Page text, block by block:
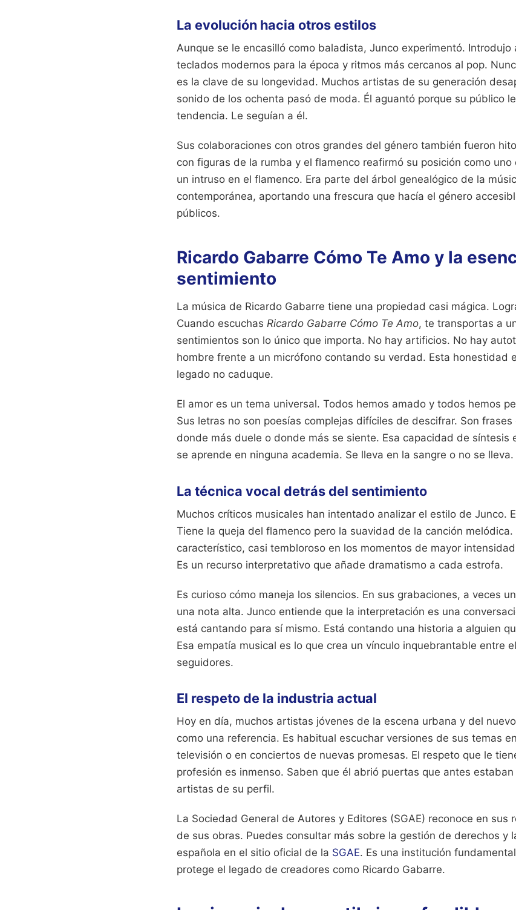
La evolución hacia otros estilos
Aunque se le encasilló como baladista, Junco experimentó. Introdujo
teclados modernos para la época y ritmos más cercanos al pop.
es la clave de su longevidad. Muchos artistas de su generación
sonido de los ochenta pasó de moda. Él aguantó porque su público
tendencia. Le seguían a él.
Sus colaboraciones con otros grandes del género también fueron
con figuras de la rumba y el flamenco reafirmó su posición como
un intruso en el flamenco. Era parte del árbol genealógico de la
contemporánea, aportando una frescura que hacía el género
públicos.
Ricardo Gabarre Cómo Te Amo y la
sentimiento
La música de Ricardo Gabarre tiene una propiedad casi mágica.
Cuando escuchas Ricardo Gabarre Cómo Te Amo, te transportas a
sentimientos son lo único que importa. No hay artificios. No hay
hombre frente a un micrófono contando su verdad. Esta honestidad
legado no caduque.
El amor es un tema universal. Todos hemos amado y todos hemos
Sus letras no son poesías complejas difíciles de descifrar. Son
donde más duele o donde más se siente. Esa capacidad de síntesis
se aprende en ninguna academia. Se lleva en la sangre o no se lleva.
La técnica vocal detrás del sentimiento
Muchos críticos musicales han intentado analizar el estilo de Junco.
Tiene la queja del flamenco pero la suavidad de la canción melódica.
característico, casi tembloroso en los momentos de mayor
Es un recurso interpretativo que añade dramatismo a cada estrofa.
Es curioso cómo maneja los silencios. En sus grabaciones, a veces
una nota alta. Junco entiende que la interpretación es una
está cantando para sí mismo. Está contando una historia a alguien
Esa empatía musical es lo que crea un vínculo inquebrantable entre
seguidores.
El respeto de la industria actual
Hoy en día, muchos artistas jóvenes de la escena urbana y del
como una referencia. Es habitual escuchar versiones de sus temas
televisión o en conciertos de nuevas promesas. El respeto que le
profesión es inmenso. Saben que él abrió puertas que antes
artistas de su perfil.
La Sociedad General de Autores y Editores (SGAE) reconoce en sus
de sus obras. Puedes consultar más sobre la gestión de derechos y
española en el sitio oficial de la SGAE. Es una institución
protege el legado de creadores como Ricardo Gabarre.